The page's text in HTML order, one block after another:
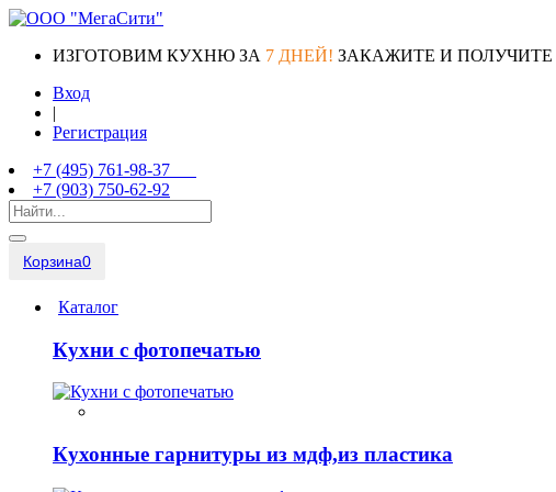
ИЗГОТОВИМ КУХНЮ ЗА 7 ДНЕЙ! ЗАКАЖИТЕ И ПОЛУЧИТЕ
Вход
|
Регистрация
+7 (495) 761-98-37
+7 (903) 750-62-92
Корзина0
Каталог
Кухни с фотопечатью
Кухонные гарнитуры из мдф,из пластика